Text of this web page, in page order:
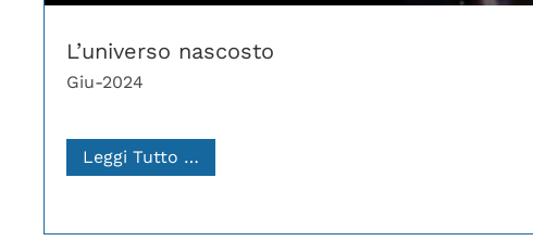
L’universo nascosto
Giu-2024
Leggi Tutto …